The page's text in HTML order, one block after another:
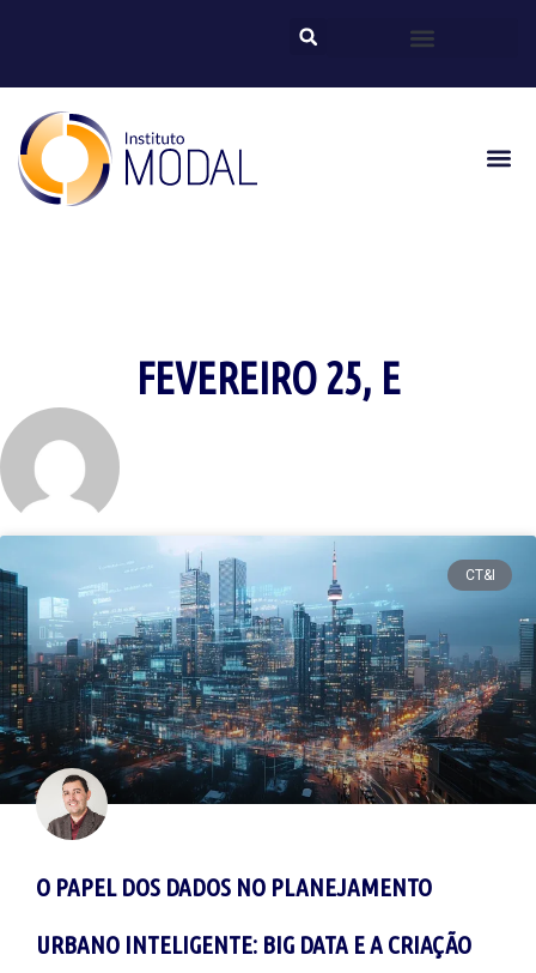
FEVEREIRO 25, E
CT&I
O PAPEL DOS DADOS NO PLANEJAMENTO
URBANO INTELIGENTE: BIG DATA E A CRIAÇÃO